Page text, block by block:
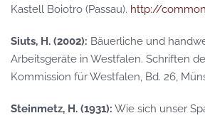
Kastell Boiotro (Passau). http://
Siuts, H. (2002): Bäuerliche und
Arbeitsgeräte in Westfalen. Schriften
Kommission für Westfalen, Bd. 26,
Steinmetz, H. (1931): Wie sich unser